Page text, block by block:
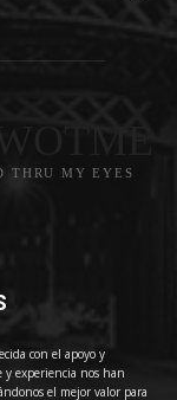
THRU MY EYES
con el apoyo y
y experiencia nos han
el mejor valor para